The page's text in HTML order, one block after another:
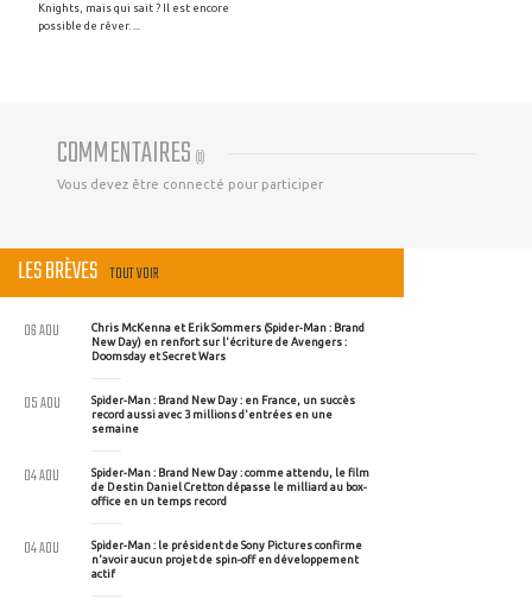
Knights, mais qui sait ? Il est encore
possible de rêver. ...
COMMENTAIRES (0)
Vous devez être connecté pour participer
LES BRÈVES TOUT VOIR
Chris McKenna et Erik Sommers (Spider-Man : Brand
New Day) en renfort sur l'écriture de Avengers :
Doomsday et Secret Wars
06 AOU
Spider-Man : Brand New Day : en France, un succès
record aussi avec 3 millions d'entrées en une
semaine
05 AOU
Spider-Man : Brand New Day : comme attendu, le film
de Destin Daniel Cretton dépasse le milliard au box-
office en un temps record
04 AOU
Spider-Man : le président de Sony Pictures confirme
n'avoir aucun projet de spin-off en développement
actif
04 AOU